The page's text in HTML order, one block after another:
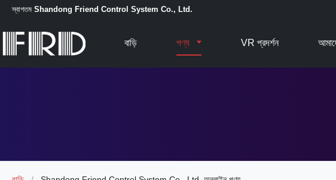
স্বাগতম Shandong Friend Control System Co., Ltd.
বাড়ি পণ্য VR প্রদর্শন